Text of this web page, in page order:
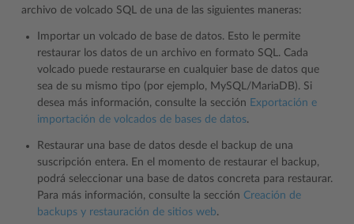
archivo de volcado SQL de una de las siguientes maneras:
Importar un volcado de base de datos. Esto le permite
restaurar los datos de un archivo en formato SQL. Cada
volcado puede restaurarse en cualquier base de datos que
sea de su mismo tipo (por ejemplo, MySQL/MariaDB). Si
desea más información, consulte la sección Exportación e
importación de volcados de bases de datos.
Restaurar una base de datos desde el backup de una
suscripción entera. En el momento de restaurar el backup,
podrá seleccionar una base de datos concreta para restaurar.
Para más información, consulte la sección Creación de
backups y restauración de sitios web.